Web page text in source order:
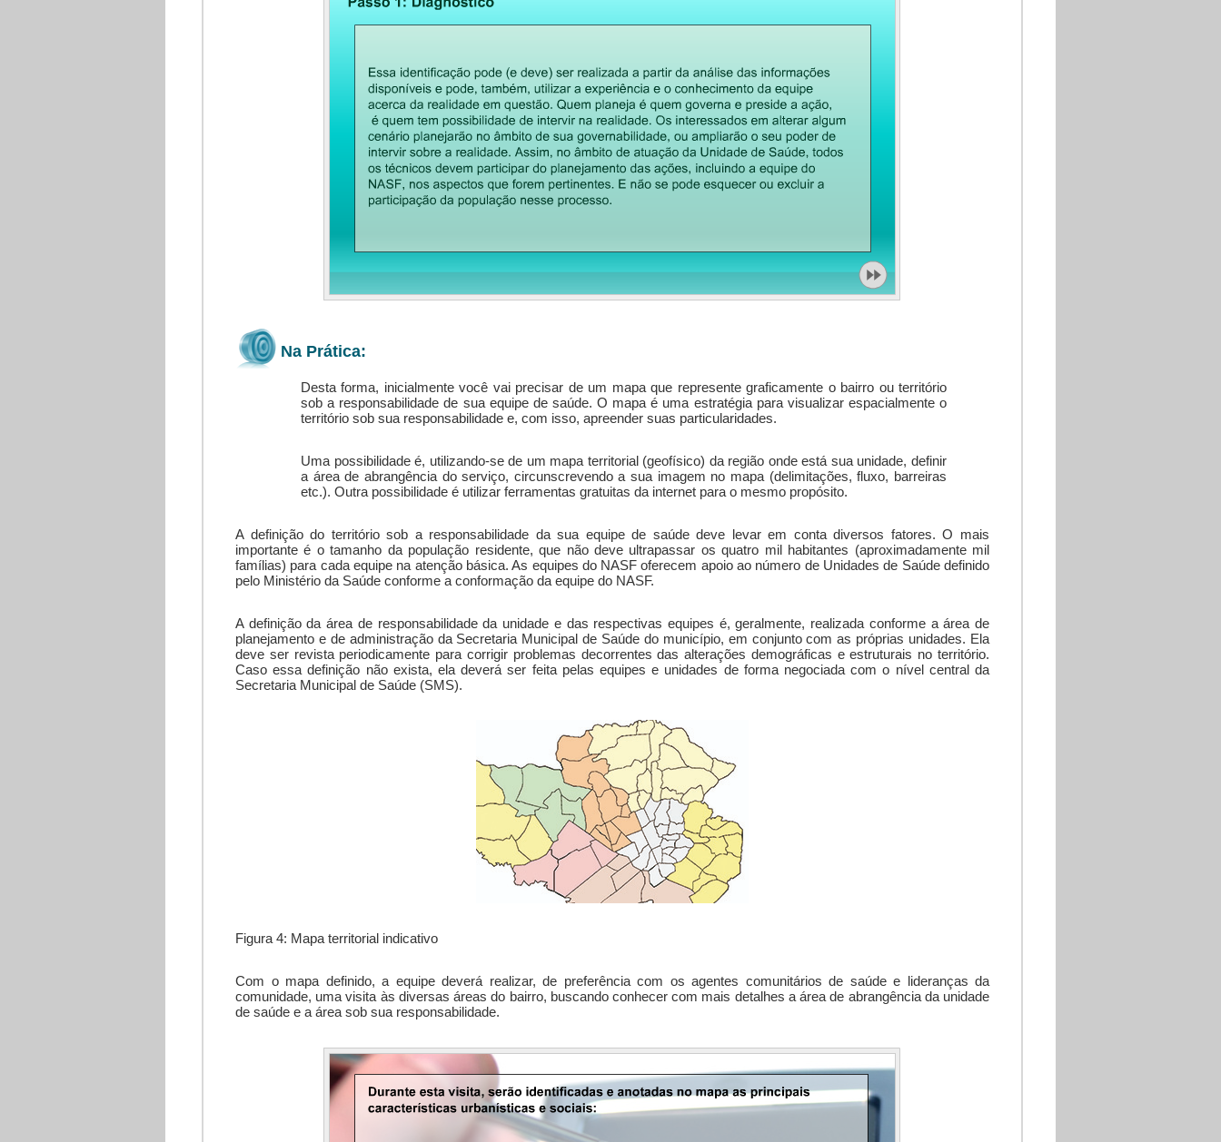
Na Prática:
Desta forma, inicialmente você vai precisar de um mapa que represente graficamente o bairro ou território
sob a responsabilidade de sua equipe de saúde. O mapa é uma estratégia para visualizar espacialmente o
território sob sua responsabilidade e, com isso, apreender suas particularidades.
Uma possibilidade é, utilizando-se de um mapa territorial (geofísico) da região onde está sua unidade, definir
a área de abrangência do serviço, circunscrevendo a sua imagem no mapa (delimitações, fluxo, barreiras
etc.). Outra possibilidade é utilizar ferramentas gratuitas da internet para o mesmo propósito.
A definição do território sob a responsabilidade da sua equipe de saúde deve levar em conta diversos fatores. O mais
importante é o tamanho da população residente, que não deve ultrapassar os quatro mil habitantes (aproximadamente mil
famílias) para cada equipe na atenção básica. As equipes do NASF oferecem apoio ao número de Unidades de Saúde definido
pelo Ministério da Saúde conforme a conformação da equipe do NASF.
A definição da área de responsabilidade da unidade e das respectivas equipes é, geralmente, realizada conforme a área de
planejamento e de administração da Secretaria Municipal de Saúde do município, em conjunto com as próprias unidades. Ela
deve ser revista periodicamente para corrigir problemas decorrentes das alterações demográficas e estruturais no território.
Caso essa definição não exista, ela deverá ser feita pelas equipes e unidades de forma negociada com o nível central da
Secretaria Municipal de Saúde (SMS).
Figura 4: Mapa territorial indicativo
Com o mapa definido, a equipe deverá realizar, de preferência com os agentes comunitários de saúde e lideranças da
comunidade, uma visita às diversas áreas do bairro, buscando conhecer com mais detalhes a área de abrangência da unidade
de saúde e a área sob sua responsabilidade.